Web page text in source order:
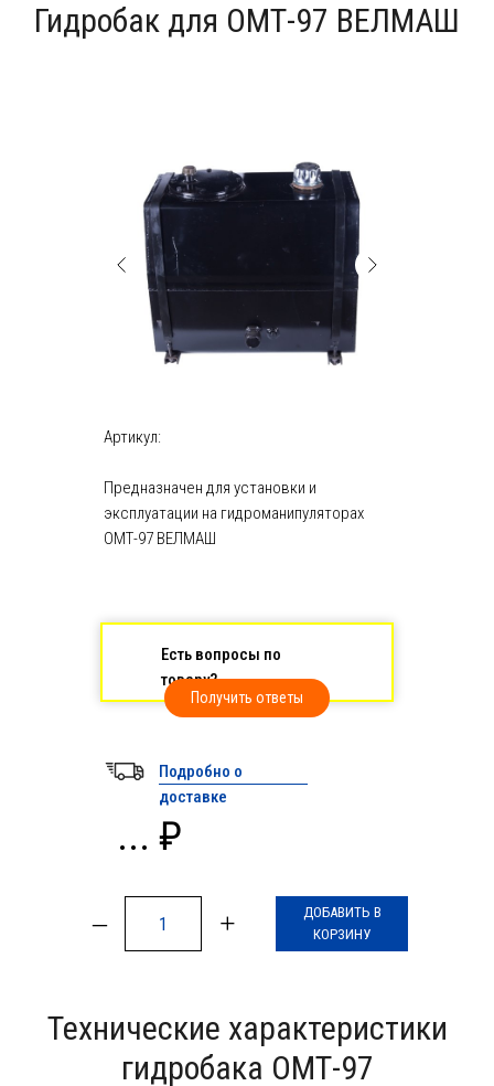
Гидробак для ОМТ-97 ВЕЛМАШ
Артикул:
... ₽
– +
Есть вопросы по
товару?
Получить ответы
ДОБАВИТЬ В
КОРЗИНУ
Подробно о
доставке
Предназначен для установки и
эксплуатации на гидроманипуляторах
ОМТ-97 ВЕЛМАШ
Технические характеристики
гидробака ОМТ-97